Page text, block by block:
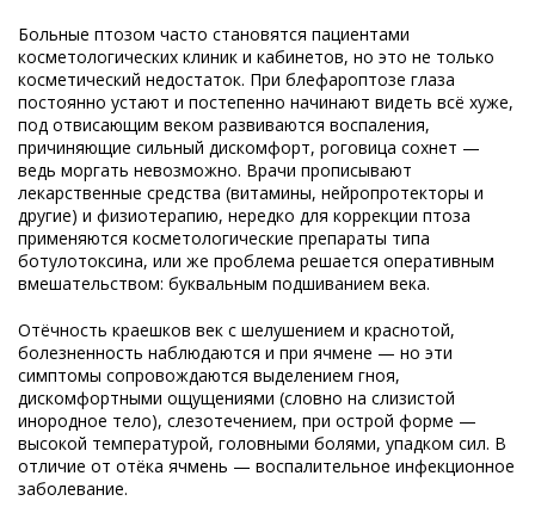
Больные птозом часто становятся пациентами
косметологических клиник и кабинетов, но это не только
косметический недостаток. При блефароптозе глаза
постоянно устают и постепенно начинают видеть всё хуже,
под отвисающим веком развиваются воспаления,
причиняющие сильный дискомфорт, роговица сохнет —
ведь моргать невозможно. Врачи прописывают
лекарственные средства (витамины, нейропротекторы и
другие) и физиотерапию, нередко для коррекции птоза
применяются косметологические препараты типа
ботулотоксина, или же проблема решается оперативным
вмешательством: буквальным подшиванием века.
Отёчность краешков век с шелушением и краснотой,
болезненность наблюдаются и при ячмене — но эти
симптомы сопровождаются выделением гноя,
дискомфортными ощущениями (словно на слизистой
инородное тело), слезотечением, при острой форме —
высокой температурой, головными болями, упадком сил. В
отличие от отёка ячмень — воспалительное инфекционное
заболевание.